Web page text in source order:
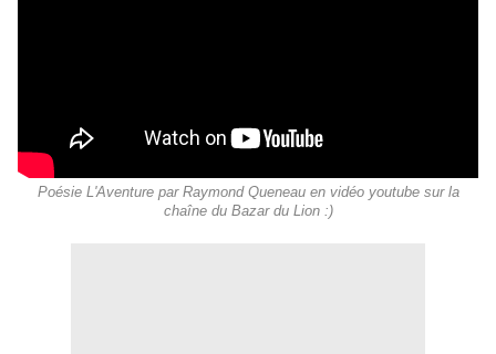
Poésie L'Aventure par Raymond Queneau en vidéo youtube sur la
chaîne du Bazar du Lion :)